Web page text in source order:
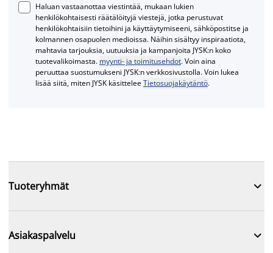
Haluan vastaanottaa viestintää, mukaan lukien
henkilökohtaisesti räätälöityjä viestejä, jotka perustuvat
henkilökohtaisiin tietoihini ja käyttäytymiseeni, sähköpostitse ja
kolmannen osapuolen medioissa. Näihin sisältyy inspiraatiota,
mahtavia tarjouksia, uutuuksia ja kampanjoita JYSK:n koko
tuotevalikoimasta. myynti- ja toimitusehdot. Voin aina
peruuttaa suostumukseni JYSK:n verkkosivustolla. Voin lukea
lisää siitä, miten JYSK käsitteleeTietosuojakäytäntö.
Tuoteryhmät 
Asiakaspalvelu 